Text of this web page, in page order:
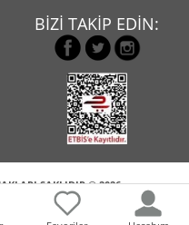
BİZİ TAKİP EDİN:
SAKLIDIR © 2026